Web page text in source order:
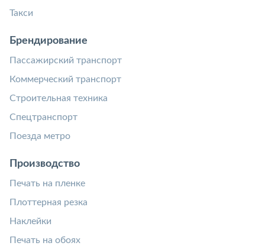
Такси
Брендирование
Пассажирский транспорт
Коммерческий транспорт
Строительная техника
Спецтранспорт
Поезда метро
Производство
Печать на пленке
Плоттерная резка
Наклейки
Печать на обоях